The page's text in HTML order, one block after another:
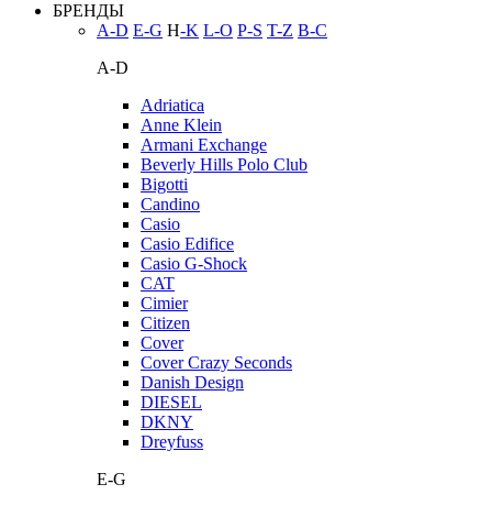
БРЕНДЫ
A-D E-G H-K L-O P-S T-Z В-С
A-D
Adriatica
Anne Klein
Armani Exchange
Beverly Hills Polo Club
Bigotti
Candino
Casio
Casio Edifice
Casio G-Shock
CAT
Cimier
Citizen
Cover
Cover Crazy Seconds
Danish Design
DIESEL
DKNY
Dreyfuss
E-G